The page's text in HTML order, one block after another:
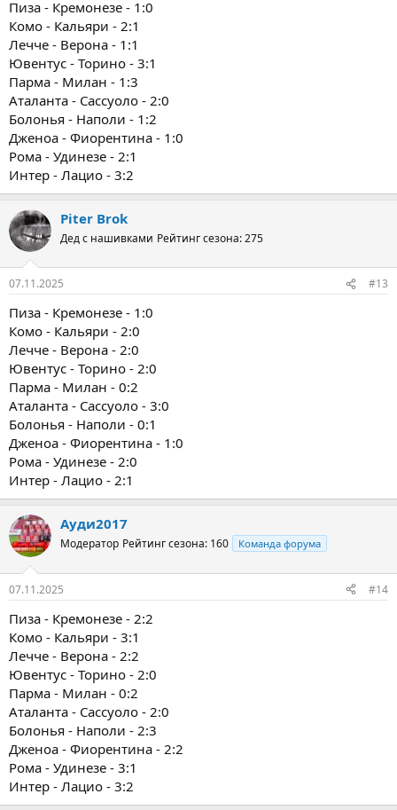
Пиза - Кремонезе - 1:0
Комо - Кальяри - 2:1
Лечче - Верона - 1:1
Ювентус - Торино - 3:1
Парма - Милан - 1:3
Аталанта - Сассуоло - 2:0
Болонья - Наполи - 1:2
Дженоа - Фиорентина - 1:0
Рома - Удинезе - 2:1
Интер - Лацио - 3:2
Piter Brok
Дед с нашивками Рейтинг сезона: 275
07.11.2025 #13
Пиза - Кремонезе - 1:0
Комо - Кальяри - 2:0
Лечче - Верона - 2:0
Ювентус - Торино - 2:0
Парма - Милан - 0:2
Аталанта - Сассуоло - 3:0
Болонья - Наполи - 0:1
Дженоа - Фиорентина - 1:0
Рома - Удинезе - 2:0
Интер - Лацио - 2:1
Ауди2017
Модератор Рейтинг сезона: 160 Команда форума
07.11.2025 #14
Пиза - Кремонезе - 2:2
Комо - Кальяри - 3:1
Лечче - Верона - 2:2
Ювентус - Торино - 2:0
Парма - Милан - 0:2
Аталанта - Сассуоло - 2:0
Болонья - Наполи - 2:3
Дженоа - Фиорентина - 2:2
Рома - Удинезе - 3:1
Интер - Лацио - 3:2